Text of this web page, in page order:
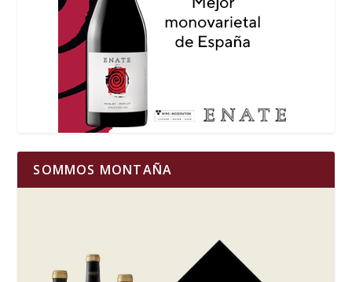
SOMMOS MONTAÑA